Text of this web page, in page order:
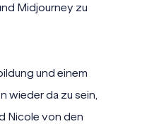
Midjourney zu
und einem
wieder da zu sein,
Nicole von den